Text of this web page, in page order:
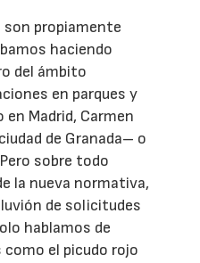
son propiamente
haciendo
del ámbito
en parques y
Madrid, Carmen
de Granada– o
sobre todo
la nueva normativa,
de solicitudes
hablamos de
como el picudo rojo